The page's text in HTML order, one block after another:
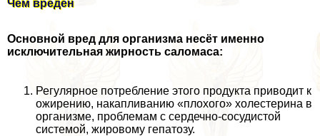
Чем вреден
Основной вред для организма несёт именно
исключительная жирность саломаса:
Регулярное потрeбление этого продукта приводит к
ожирению, накапливанию «плохого» холестерина в
организме, проблемам с сердечно-сосудистой
системой, жировому гепатозу.